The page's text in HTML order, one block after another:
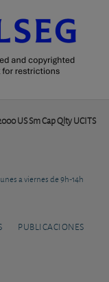
US Sm Cap Qlty UCITS
a viernes de 9h-14h
PUBLICACIONES